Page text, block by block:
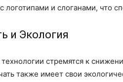
логотипами и слоганами, что
и Экология
стремятся к
также имеет свои